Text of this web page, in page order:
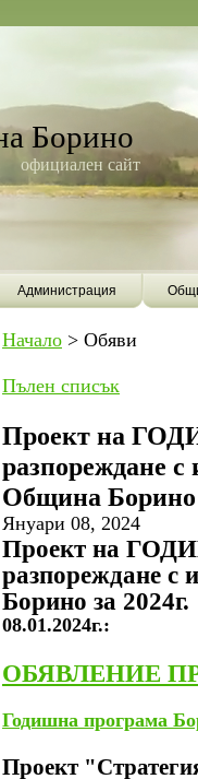
Борино
официален сайт
Администрация
Начало > Обяви
Пълен списък
Проект на
разпореждане с
Община Борино
Януари 08, 2024
Проект на
разпореждане с
Борино за 2024г.
08.01.2024г.:
ОБЯВЛЕНИЕ
Годишна програма
Проект